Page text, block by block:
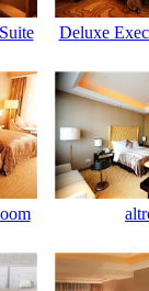
Deluxe